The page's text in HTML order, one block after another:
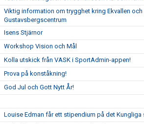
Viktig information om trygghet kring Ekvallen och
Gustavsbergscentrum
Isens Stjärnor
Workshop Vision och Mål
Kolla utskick från VASK i SportAdmin-appen!
Prova på konståkning!
God Jul och Gott Nytt År!
Louise Edman får ett stipendium på det Kungliga